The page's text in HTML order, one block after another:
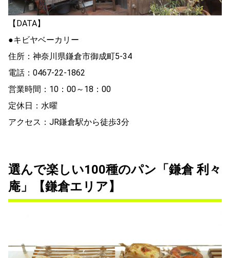
【DATA】
●キビヤベーカリー
住所：神奈川県鎌倉市御成町5-34
電話：0467-22-1862
営業時間：10：00～18：00
定休日：水曜
アクセス：JR鎌倉駅から徒歩3分
選んで楽しい100種のパン「鎌倉 利々
庵」【鎌倉エリア】